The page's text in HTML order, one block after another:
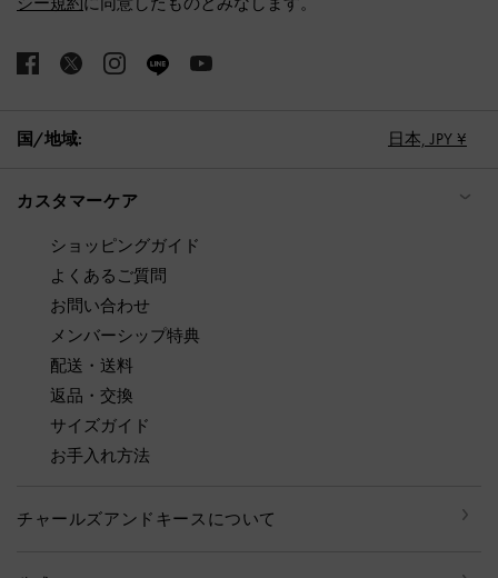
国/地域: 日本, JPY ¥
カスタマーケア
ショッピングガイド
よくあるご質問
お問い合わせ
メンバーシップ特典
配送・送料
返品・交換
サイズガイド
お手入れ方法
チャールズアンドキースについて